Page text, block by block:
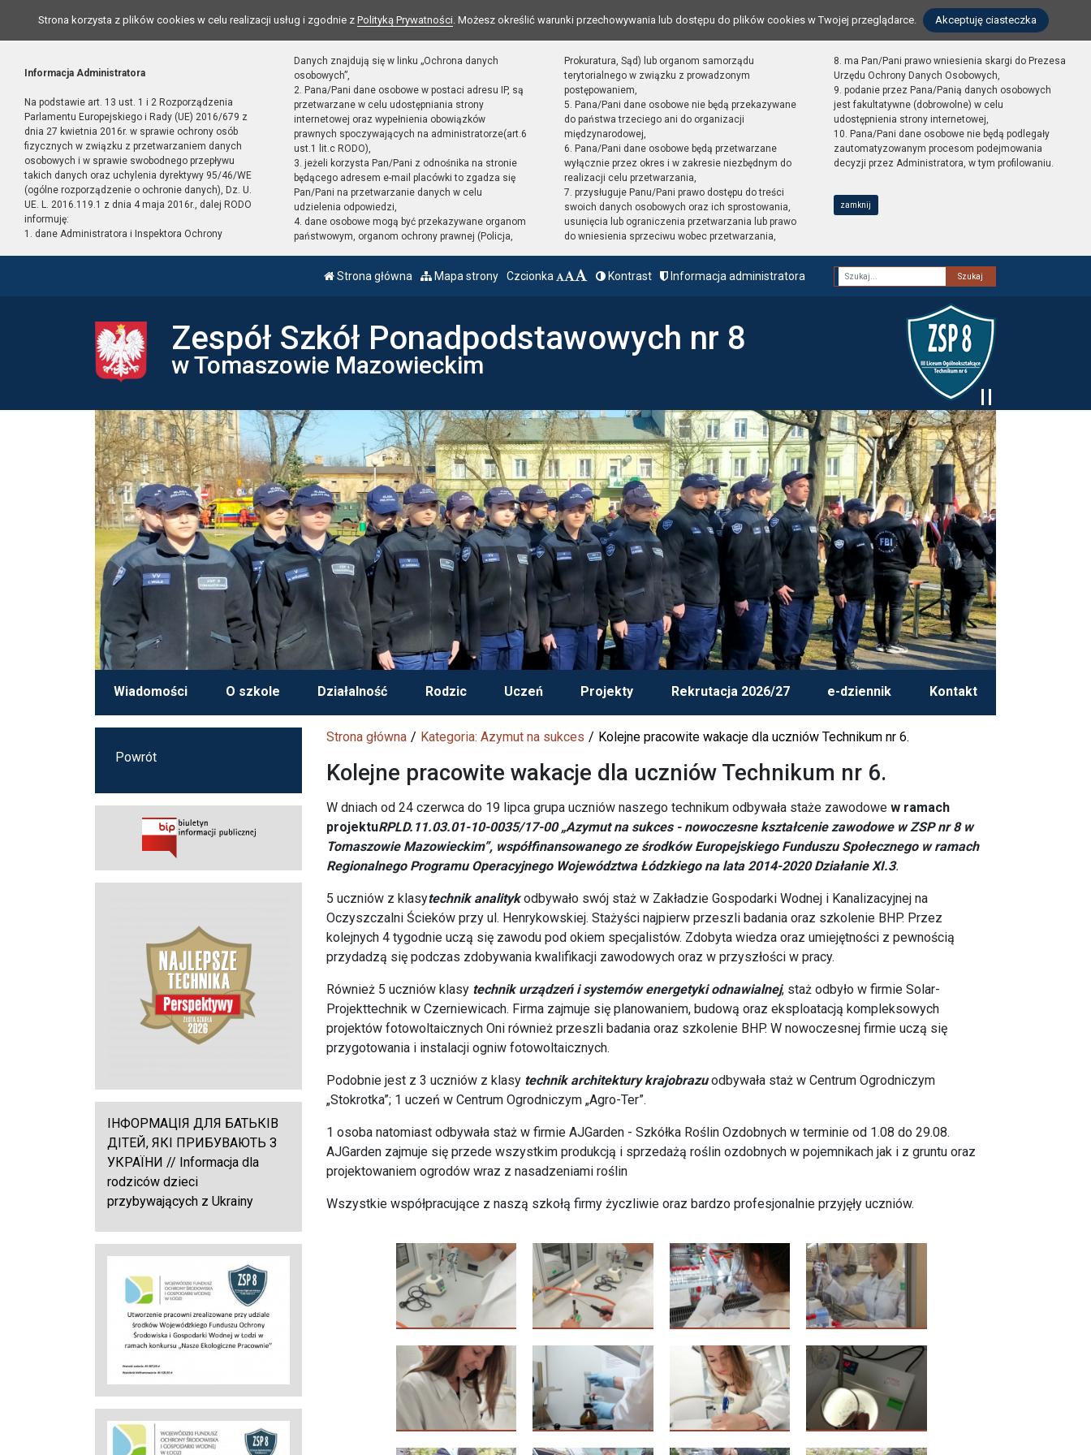
Strona korzysta z plików cookies w celu realizacji usług i zgodnie z Polityką Prywatności. Możesz określić warunki przechowywania lub dostępu do plików cookies w Twojej przeglądarce. Akceptuję ciasteczka
Informacja Administratora
Na podstawie art. 13 ust. 1 i 2 Rozporządzenia
Parlamentu Europejskiego i Rady (UE) 2016/679 z
dnia 27 kwietnia 2016r. w sprawie ochrony osób
fizycznych w związku z przetwarzaniem danych
osobowych i w sprawie swobodnego przepływu
takich danych oraz uchylenia dyrektywy 95/46/WE
(ogólne rozporządzenie o ochronie danych), Dz. U.
UE. L. 2016.119.1 z dnia 4 maja 2016r., dalej RODO
informuję:
1. dane Administratora i Inspektora Ochrony
Danych znajdują się w linku „Ochrona danych
osobowych”,
2. Pana/Pani dane osobowe w postaci adresu IP, są
przetwarzane w celu udostępniania strony
internetowej oraz wypełnienia obowiązków
prawnych spoczywających na administratorze(art.6
ust.1 lit.c RODO),
3. jeżeli korzysta Pan/Pani z odnośnika na stronie
będącego adresem e-mail placówki to zgadza się
Pan/Pani na przetwarzanie danych w celu
udzielenia odpowiedzi,
4. dane osobowe mogą być przekazywane organom
państwowym, organom ochrony prawnej (Policja,
Prokuratura, Sąd) lub organom samorządu
terytorialnego w związku z prowadzonym
postępowaniem,
5. Pana/Pani dane osobowe nie będą przekazywane
do państwa trzeciego ani do organizacji
międzynarodowej,
6. Pana/Pani dane osobowe będą przetwarzane
wyłącznie przez okres i w zakresie niezbędnym do
realizacji celu przetwarzania,
7. przysługuje Panu/Pani prawo dostępu do treści
swoich danych osobowych oraz ich sprostowania,
usunięcia lub ograniczenia przetwarzania lub prawo
do wniesienia sprzeciwu wobec przetwarzania,
8. ma Pan/Pani prawo wniesienia skargi do Prezesa
Urzędu Ochrony Danych Osobowych,
9. podanie przez Pana/Panią danych osobowych
jest fakultatywne (dobrowolne) w celu
udostępnienia strony internetowej,
10. Pana/Pani dane osobowe nie będą podlegały
zautomatyzowanym procesom podejmowania
decyzji przez Administratora, w tym profilowaniu.
zamknij
Strona główna Mapa strony Czcionka Kontrast Informacja administratora
Fraza
Zespół Szkół Ponadpodstawowych nr 8
w Tomaszowie Mazowieckim
Wiadomości O szkole Działalność Rodzic Uczeń Projekty Rekrutacja 2026/27 e-dziennik Kontakt
Strona główna Kategoria: Azymut na sukces Kolejne pracowite wakacje dla uczniów Technikum nr 6.
Kolejne pracowite wakacje dla uczniów Technikum nr 6.
W dniach od 24 czerwca do 19 lipca grupa uczniów naszego technikum odbywała staże zawodowe w ramach
projektuRPLD.11.03.01-10-0035/17-00 „Azymut na sukces - nowoczesne kształcenie zawodowe w ZSP nr 8 w
Tomaszowie Mazowieckim”, współfinansowanego ze środków Europejskiego Funduszu Społecznego w ramach
Regionalnego Programu Operacyjnego Województwa Łódzkiego na lata 2014-2020 Działanie XI.3.
5 uczniów z klasytechnik analitykodbywało swój staż w Zakładzie Gospodarki Wodnej i Kanalizacyjnej na
Oczyszczalni Ścieków przy ul. Henrykowskiej. Stażyści najpierw przeszli badania oraz szkolenie BHP. Przez
kolejnych 4 tygodnie uczą się zawodu pod okiem specjalistów. Zdobyta wiedza oraz umiejętności z pewnością
przydadzą się podczas zdobywania kwalifikacji zawodowych oraz w przyszłości w pracy.
Również 5 uczniów klasy technik urządzeń i systemów energetyki odnawialnej, staż odbyło w firmie Solar-
Projekttechnik w Czerniewicach. Firma zajmuje się planowaniem, budową oraz eksploatacją kompleksowych
projektów fotowoltaicznych Oni również przeszli badania oraz szkolenie BHP. W nowoczesnej firmie uczą się
przygotowania i instalacji ogniw fotowoltaicznych.
Podobnie jest z 3 uczniów z klasy technik architektury krajobrazuodbywała staż w Centrum Ogrodniczym
„Stokrotka”; 1 uczeń w Centrum Ogrodniczym „Agro-Ter”.
1 osoba natomiast odbywała staż w firmie AJGarden - Szkółka Roślin Ozdobnych w terminie od 1.08 do 29.08.
AJGarden zajmuje się przede wszystkim produkcją i sprzedażą roślin ozdobnych w pojemnikach jak i z gruntu oraz
projektowaniem ogrodów wraz z nasadzeniami roślin
Wszystkie współpracujące z naszą szkołą firmy życzliwie oraz bardzo profesjonalnie przyjęły uczniów.
Powrót
ІНФОРМАЦІЯ ДЛЯ БАТЬКІВ
ДІТЕЙ, ЯКІ ПРИБУВАЮТЬ З
УКРАЇНИ // Informacja dla
rodziców dzieci
przybywających z Ukrainy